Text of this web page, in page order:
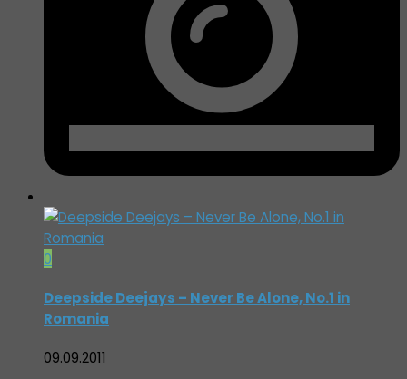
0
Deepside Deejays – Never Be Alone, No.1 in
Romania
09.09.2011